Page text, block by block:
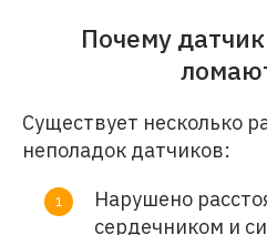
Почему
Существует несколько
неполадок датчиков:
Нарушено
сердечником и